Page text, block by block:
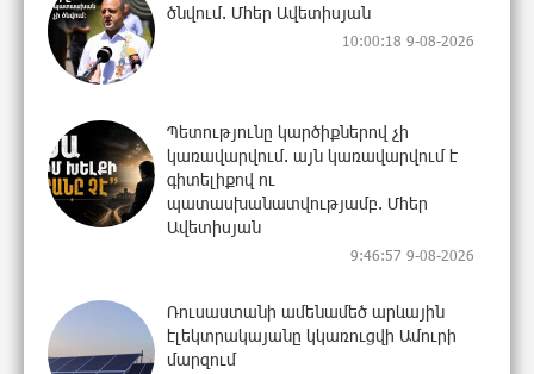
ծնվում. Մհեր Ավետիսյան
10:00:18 9-08-2026
Պետությունը կարծիքներով չի
կառավարվում. այն կառավարվում է
գիտելիքով ու
պատասխանատվությամբ. Մհեր
Ավետիսյան
9:46:57 9-08-2026
Ռուսաստանի ամենամեծ արևային
էլեկտրակայանը կկառուցվի Ամուրի
մարզում